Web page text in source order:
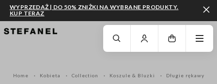
PRZEJDŹ DO GŁÓWNEJ TREŚCI PRZEWIŃ NA DÓŁ STRONY
WYPRZEDAŻ | DO 50% ZNIŻKI NA WYBRANE PRODUKTY.
KUP TERAZ
Home Kobieta Collection Koszule & Bluzki Długie rękawy